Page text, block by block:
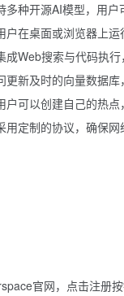
多种开源AI模型，用户
户在桌面或浏览器上运
成Web搜索与代码执行
更新及时的向量数据库
户可以创建自己的热点
用定制的协议，确保网
官网，点击注册按